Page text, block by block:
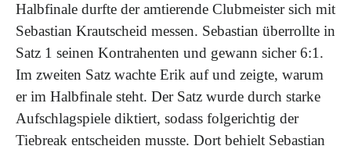
Halbfinale durfte der amtierende Clubmeister sich mit
Sebastian Krautscheid messen. Sebastian überrollte in
Satz 1 seinen Kontrahenten und gewann sicher 6:1.
Im zweiten Satz wachte Erik auf und zeigte, warum
er im Halbfinale steht. Der Satz wurde durch starke
Aufschlagspiele diktiert, sodass folgerichtig der
Tiebreak entscheiden musste. Dort behielt Sebastian